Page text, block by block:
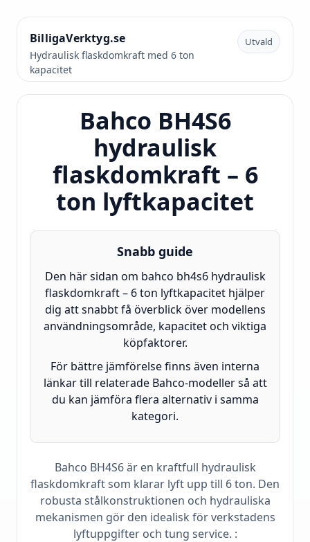
BilligaVerktyg.se
Hydraulisk flaskdomkraft med 6 ton
kapacitet
Utvald
Bahco BH4S6
hydraulisk
flaskdomkraft – 6
ton lyftkapacitet
Snabb guide
Den här sidan om bahco bh4s6 hydraulisk
flaskdomkraft – 6 ton lyftkapacitet hjälper
dig att snabbt få överblick över modellens
användningsområde, kapacitet och viktiga
köpfaktorer.
För bättre jämförelse finns även interna
länkar till relaterade Bahco-modeller så att
du kan jämföra flera alternativ i samma
kategori.
Bahco BH4S6 är en kraftfull hydraulisk
flaskdomkraft som klarar lyft upp till 6 ton. Den
robusta stålkonstruktionen och hydrauliska
mekanismen gör den idealisk för verkstadens
lyftuppgifter och tung service. :